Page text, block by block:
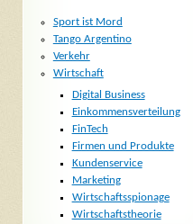
Sport ist Mord
Tango Argentino
Verkehr
Wirtschaft
Digital Business
Einkommensverteilung
FinTech
Firmen und Produkte
Kundenservice
Marketing
Wirtschaftsspionage
Wirtschaftstheorie